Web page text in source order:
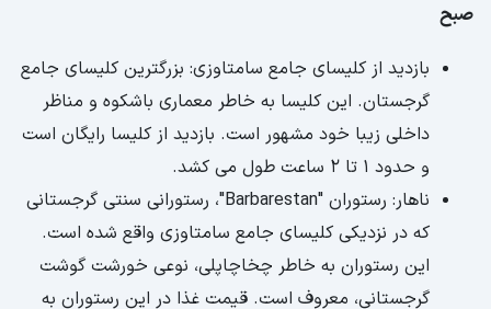
صبح
بازدید از کلیسای جامع سامتاوزی: بزرگترین کلیسای جامع
گرجستان. این کلیسا به خاطر معماری باشکوه و مناظر
داخلی زیبا خود مشهور است. بازدید از کلیسا رایگان است
و حدود 1 تا 2 ساعت طول می کشد.
ناهار: رستوران "Barbarestan"، رستورانی سنتی گرجستانی
که در نزدیکی کلیسای جامع سامتاوزی واقع شده است.
این رستوران به خاطر چخاچاپلی، نوعی خورشت گوشت
گرجستانی، معروف است. قیمت غذا در این رستوران به